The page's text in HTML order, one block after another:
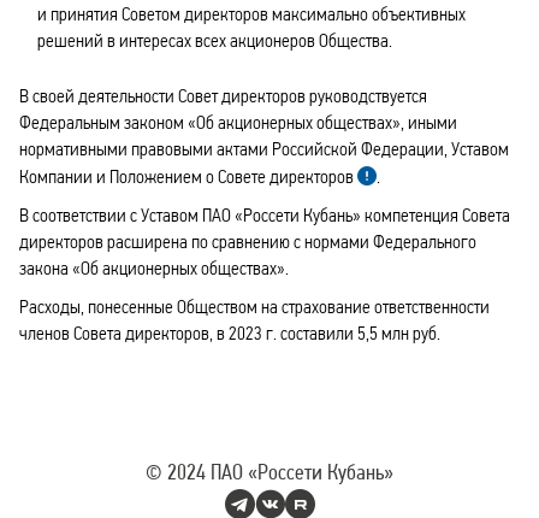
и принятия Советом директоров максимально объективных
решений в интересах всех акционеров Общества.
В своей деятельности Совет директоров руководствуется
Федеральным законом «Об акционерных обществах», иными
нормативными правовыми актами Российской Федерации, Уставом
Компании и Положением о Совете директоров
.
В соответствии с Уставом ПАО «Россети Кубань» компетенция Совета
директоров расширена по сравнению с нормами Федерального
закона «Об акционерных обществах».
Расходы, понесенные Обществом на страхование ответственности
членов Совета директоров, в 2023 г. составили 5,5 млн руб.
© 2024 ПАО «Россети Кубань»